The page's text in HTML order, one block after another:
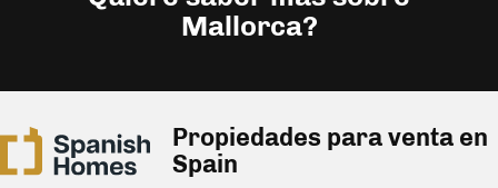
Mallorca?
Propiedades para venta en
Spain